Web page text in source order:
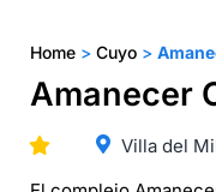
Home > Cuyo >
Amanecer
Villa del